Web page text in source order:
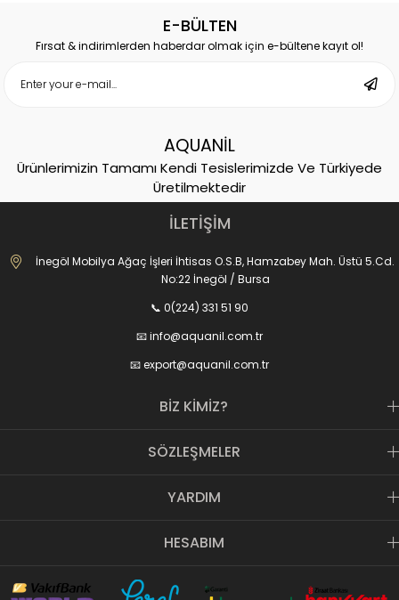
E-BÜLTEN
Fırsat & indirimlerden haberdar olmak için e-bültene kayıt ol!
AQUANİL
Ürünlerimizin Tamamı Kendi Tesislerimizde Ve Türkiyede
Üretilmektedir
İLETİŞİM
İnegöl Mobilya Ağaç İşleri İhtisas O.S.B, Hamzabey Mah. Üstü 5.Cd.
No:22 İnegöl / Bursa
📞 0(224) 331 51 90
📧info@aquanil.com.tr
📧export@aquanil.com.tr
BİZ KİMİZ?
SÖZLEŞMELER
YARDIM
HESABIM